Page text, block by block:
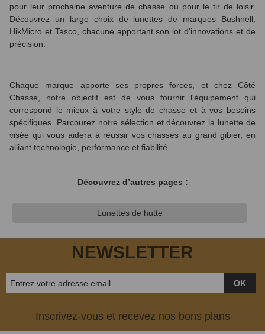
pour leur prochaine aventure de chasse ou pour le tir de loisir.
Découvrez un large choix de lunettes de marques Bushnell,
HikMicro et Tasco, chacune apportant son lot d'innovations et de
précision.
Chaque marque apporte ses propres forces, et chez Côté
Chasse, notre objectif est de vous fournir l'équipement qui
correspond le mieux à votre style de chasse et à vos besoins
spécifiques. Parcourez notre sélection et découvrez la lunette de
visée qui vous aidera à réussir vos chasses au grand gibier, en
alliant technologie, performance et fiabilité.
Découvrez d’autres pages :
Lunettes de hutte
NEWSLETTER
OK
Inscrivez-vous et recevez nos bons plans